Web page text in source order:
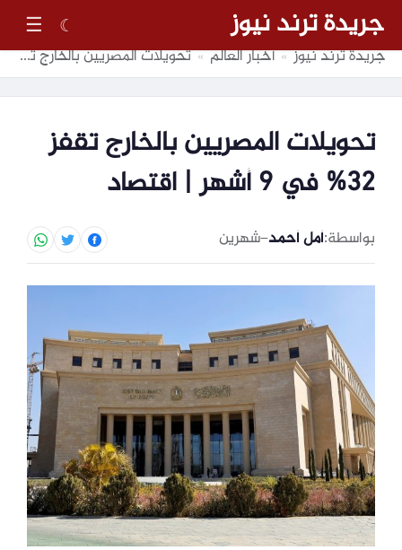
جريدة ترند نيوز ☾
☰
جريدة ترند نيوز » أخبار العالم » تحويلات المصريين بالخارج تقفز 32% في 9 أشهر | اقتصاد
تحويلات المصريين بالخارج تقفز
32% في 9 أشهر | اقتصاد
بواسطة:أمل أحمد–شهرين